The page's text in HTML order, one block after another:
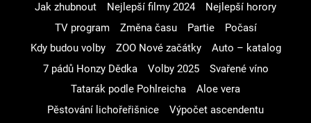
Jak zhubnout Nejlepší filmy 2024
Nejlepší horory
TV program
Změna času Partie
Počasí
Kdy budou volby
ZOO Nové začátky
Auto – katalog
7 pádů Honzy Dědka
Volby 2025
Svařené víno
Tatarák podle Pohlreicha
Aloe vera
Pěstování lichořeřišnice
Výpočet ascendentu